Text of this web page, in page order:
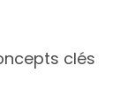
clés